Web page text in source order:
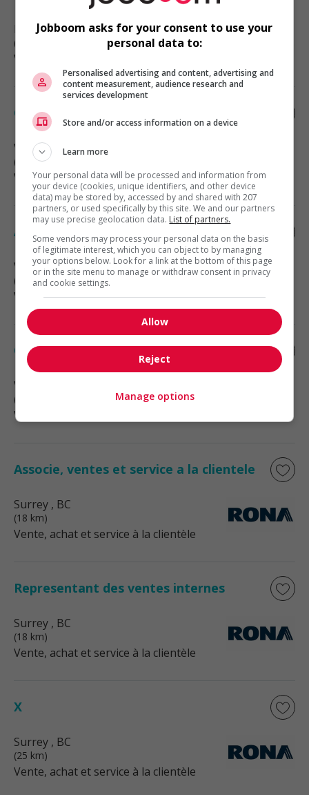
North Vancouver, BC
(13 km)
Vente, achat et service à la clientèle
Conseiller spécialisé
Vancouver, BC
(13 km)
Vente, achat et service à la clientèle
Associe' au service a' la cliente'le'
Vancouver, BC
(13 km)
Vente, achat et service à la clientèle
Caissier en chef
Vancouver
(13 km)
Vente, achat et service à la clientèle
Associe, ventes et service a la clientele
Surrey , BC
(18 km)
Vente, achat et service à la clientèle
Representant des ventes internes
Surrey , BC
(18 km)
Vente, achat et service à la clientèle
X
Surrey , BC
(25 km)
Vente, achat et service à la clientèle
Jobboom asks for your consent to use your
personal data to:
Personalised advertising and content, advertising and
content measurement, audience research and
services development
Store and/or access information on a device
Learn more
Your personal data will be processed and information from
your device (cookies, unique identifiers, and other device
data) may be stored by, accessed by and shared with 207
partners, or used specifically by this site. We and our partners
may use precise geolocation data. List of partners.
Some vendors may process your personal data on the basis
of legitimate interest, which you can object to by managing
your options below. Look for a link at the bottom of this page
or in the site menu to manage or withdraw consent in privacy
and cookie settings.
Allow
Reject
Manage options